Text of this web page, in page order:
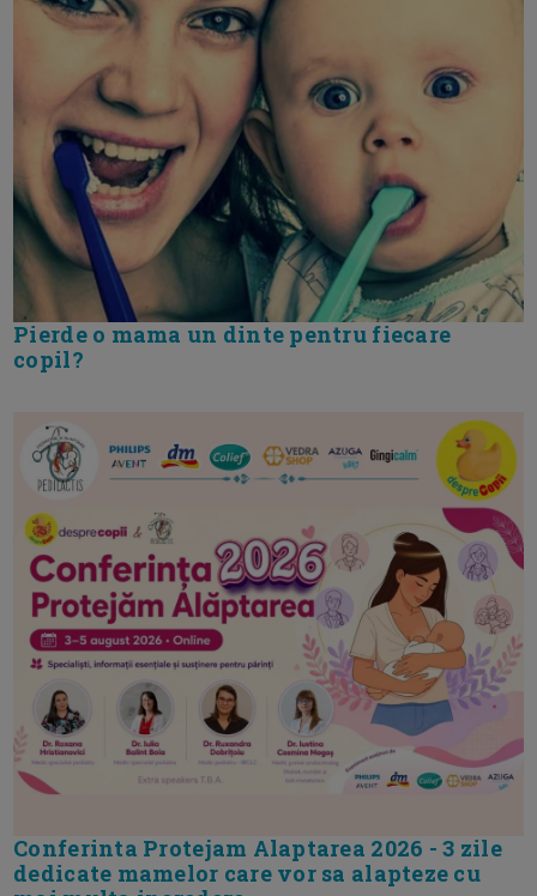
Pierde o mama un dinte pentru fiecare
copil?
Conferinta Protejam Alaptarea 2026 - 3 zile
dedicate mamelor care vor sa alapteze cu